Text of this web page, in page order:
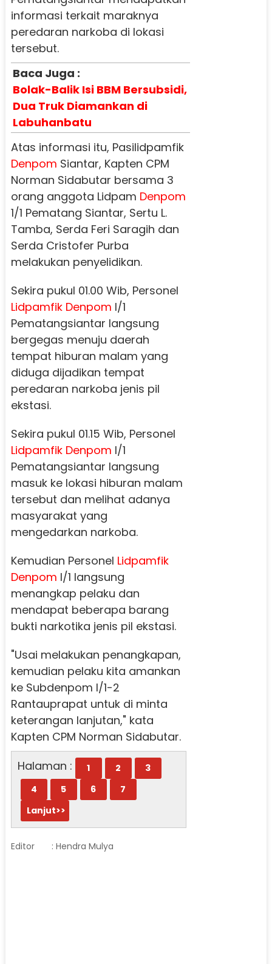
informasi terkait maraknya
peredaran narkoba di lokasi
tersebut.
Baca Juga :
Bolak-Balik Isi BBM Bersubsidi,
Dua Truk Diamankan di
Labuhanbatu
Atas informasi itu, Pasilidpamfik
Denpom Siantar, Kapten CPM
Norman Sidabutar bersama 3
orang anggota Lidpam Denpom
1/1 Pematang Siantar, Sertu L.
Tamba, Serda Feri Saragih dan
Serda Cristofer Purba
melakukan penyelidikan.
Sekira pukul 01.00 Wib, Personel
Lidpamfik Denpom l/1
Pematangsiantar langsung
bergegas menuju daerah
tempat hiburan malam yang
diduga dijadikan tempat
peredaran narkoba jenis pil
ekstasi.
Sekira pukul 01.15 Wib, Personel
Lidpamfik Denpom l/1
Pematangsiantar langsung
masuk ke lokasi hiburan malam
tersebut dan melihat adanya
masyarakat yang
mengedarkan narkoba.
Kemudian Personel Lidpamfik
Denpom l/1 langsung
menangkap pelaku dan
mendapat beberapa barang
bukti narkotika jenis pil ekstasi.
"Usai melakukan penangkapan,
kemudian pelaku kita amankan
ke Subdenpom l/1-2
Rantauprapat untuk di minta
keterangan lanjutan," kata
Kapten CPM Norman Sidabutar.
Halaman :
1 2
3
4
5 6
7
Lanjut>>
Editor : Hendra Mulya